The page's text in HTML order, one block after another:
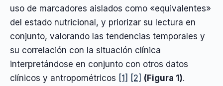
uso de marcadores aislados como «equivalentes»
del estado nutricional, y priorizar su lectura en
conjunto, valorando las tendencias temporales y
su correlación con la situación clínica
interpretándose en conjunto con otros datos
clínicos y antropométricos [1] [2] (Figura 1).